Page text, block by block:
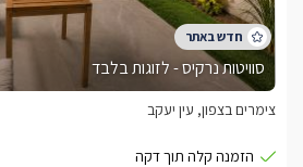
סוויטות נרקיס - לזוגות בלבד
צימרים בצפון, עין יעקב